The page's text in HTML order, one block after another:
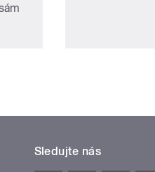
Sledujte nás